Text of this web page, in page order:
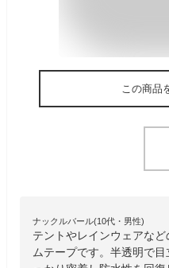
この商品
ナックルバール(10代・男性)
テントやレインウェアな
ムテープです。半透明で